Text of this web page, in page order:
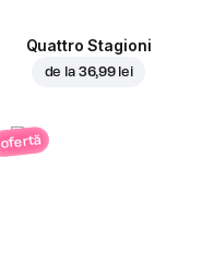
Quattro Stagioni
de la 36,99 lei
ofertă